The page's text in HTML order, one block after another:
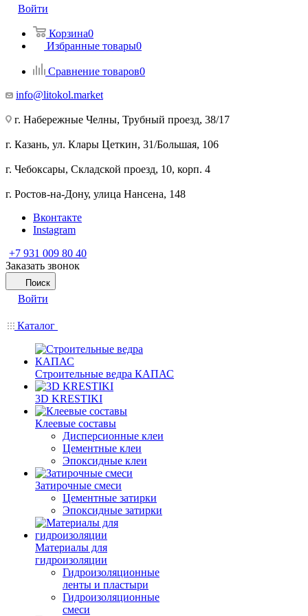
Войти
Корзина0
Избранные товары0
Сравнение товаров0
info@litokol.market
г. Набережные Челны, Трубный проезд, 38/17
г. Казань, ул. Клары Цеткин, 31/Большая, 106
г. Чебоксары, Складской проезд, 10, корп. 4
г. Ростов-на-Дону, улица Нансена, 148
Вконтакте
Instagram
+7 931 009 80 40
Заказать звонок
Поиск
Войти
Каталог
Строительные ведра КАПАС
3D KRESTIKI
Клеевые составы
Дисперсионные клеи
Цементные клеи
Эпоксидные клеи
Затирочные смеси
Цементные затирки
Эпоксидные затирки
Материалы для
гидроизоляции
Гидроизоляционные
ленты и пластыри
Гидроизоляционные
смеси